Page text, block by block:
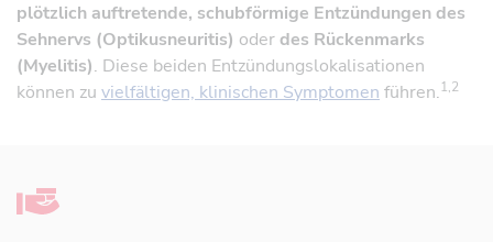
plötzlich auftretende, schubförmige Entzündungen des
Sehnervs (Optikusneuritis) oder des Rückenmarks
(Myelitis). Diese beiden Entzündungslokalisationen
können zu vielfältigen, klinischen Symptomen führen.1,2